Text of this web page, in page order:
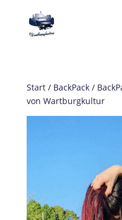
Start/ BackPack/
von Wartburgkultur